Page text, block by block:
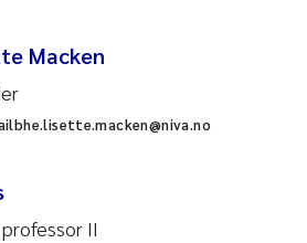
Macken
II